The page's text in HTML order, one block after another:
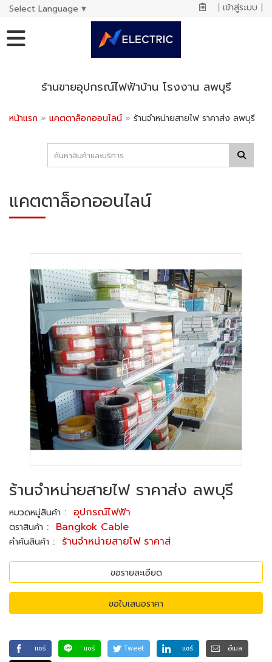
Select Language ▼ | เข้าสู่ระบบ |
ร้านขายอุปกรณ์ไฟฟ้าบ้าน โรงงาน ลพบุรี
หน้าแรก » แคตตาล็อกออนไลน์ » ร้านจำหน่ายสายไฟ ราคาส่ง ลพบุรี
แคตตาล็อกออนไลน์
ร้านจำหน่ายสายไฟ ราคาส่ง ลพบุรี
หมวดหมู่สินค้า : อุปกรณ์ไฟฟ้า
ตราสินค้า : Bangkok Cable
คำค้นสินค้า : ร้านจำหน่ายสายไฟ ราคาส่
ขอรายละเอียด
ขอใบเสนอราคา
แชร์ แชร์ Tweet แชร์
อีเมล